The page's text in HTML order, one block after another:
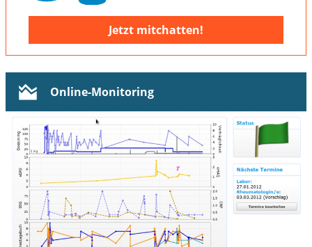
Jetzt mitchatten!
Online-Monitoring